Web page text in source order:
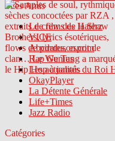
Sites Amis
Le crew des Haterz
VICE
Abcdrduson.com
Rap Genius
Les actualités du Roi
OkayPlayer
La Détente Générale
Life+Times
Jazz Radio
Catégories